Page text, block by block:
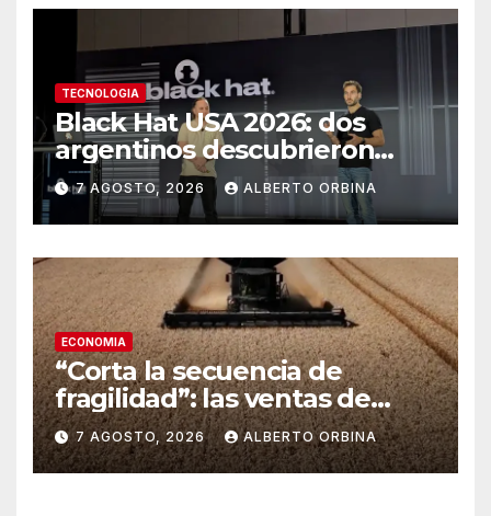
TECNOLOGIA
Black Hat USA 2026: dos
argentinos descubrieron
cómo hackear antenas que
llevan internet a zonas
aisladas
7 AGOSTO, 2026 ALBERTO ORBINA
ECONOMIA
“Corta la secuencia de
fragilidad”: las ventas de
maquinaria agrícola saltaron
un 45% mensual en julio, con
las cosechadoras liderando el
7 AGOSTO, 2026 ALBERTO ORBINA